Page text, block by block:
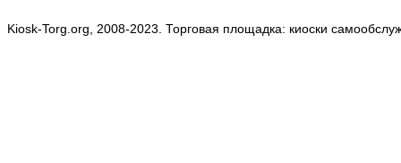
Kiosk-Torg.org, 2008-2023. Торговая площадка: киоски